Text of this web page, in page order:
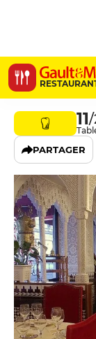
12 Boulevard
11
PARTAGER